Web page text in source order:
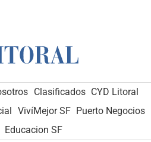
Clasificados CYD Litoral
VivíMejor SF Puerto Negocios
Educacion SF